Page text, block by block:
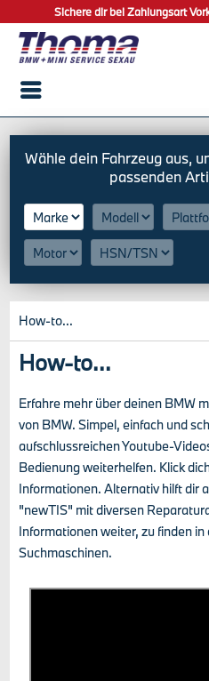
Sichere dir bei Zahlungsart
How-to...
How-to...
Erfahre mehr über deinen BMW
von BMW. Simpel, einfach und
aufschlussreichen Youtube-
Bedienung weiterhelfen. Klick
Informationen. Alternativ hilft dir
"newTIS" mit diversen
Informationen weiter, zu finden
Suchmaschinen.